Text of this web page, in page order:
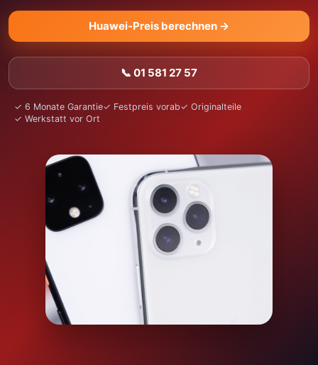
Huawei-Preis berechnen →
📞 01 581 27 57
✓ 6 Monate Garantie✓ Festpreis vorab✓ Originalteile
✓ Werkstatt vor Ort